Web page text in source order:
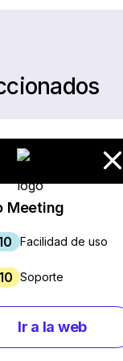
Meeting
Facilidad de uso
Soporte
Ir a la web